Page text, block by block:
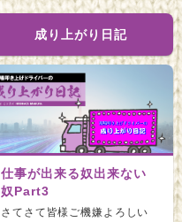
成り上がり日記
仕事が出来る奴出来ない
奴Part3
さてさて皆様ご機嫌よろしい